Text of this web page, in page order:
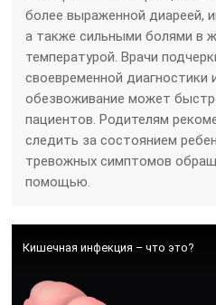
более выраженной диареей,
а также сильными болями в
температурой. Врачи
своевременной диагностики
обезвоживание может
пациентов. Родителям
следить за состоянием
тревожных симптомов
помощью.
Кишечная инфекция – что это?